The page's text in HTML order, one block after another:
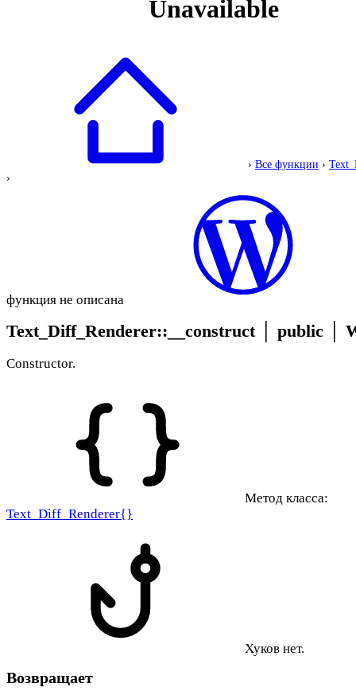
› Все функции ›
›
функция не описана
Text_Diff_Renderer::__construct│ public
Constructor.
Метод класса:
Text_Diff_Renderer{}
Хуков нет.
Возвращает